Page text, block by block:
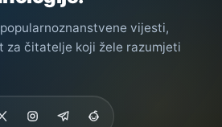
vijesti,
za čitatelje koji žele razumjeti